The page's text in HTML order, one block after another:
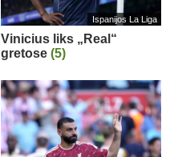
Ispanijos La Liga
Vinicius liks „Real“
gretose (5)